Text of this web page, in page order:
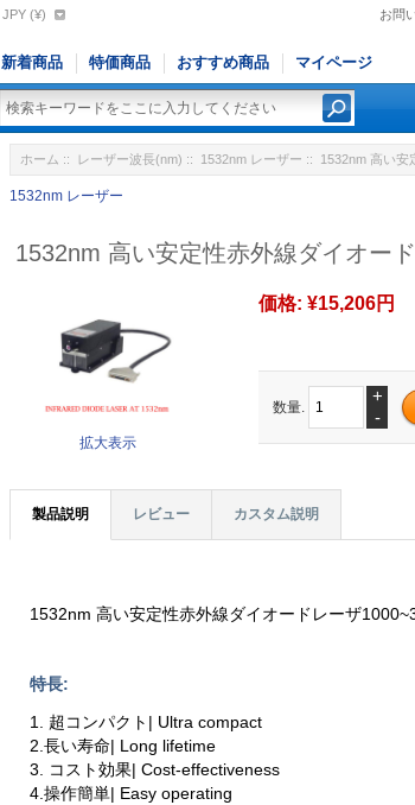
お問
JPY (¥)
新着商品 特価商品 おすすめ商品 マイページ
ホーム :: レーザー波長(nm) :: 1532nm レーザー :: 1532nm 高い安
1532nm レーザー
1532nm 高い安定性赤外線ダイオー
拡大表示
価格:¥15,206円
数量.
+
-
製品説明 レビュー カスタム説明
1532nm 高い安定性赤外線ダイオードレーザ
特長:
1. 超コンパクト| Ultra compact
2.長い寿命| Long lifetime
3. コスト効果| Cost-effectiveness
4.操作簡単| Easy operating